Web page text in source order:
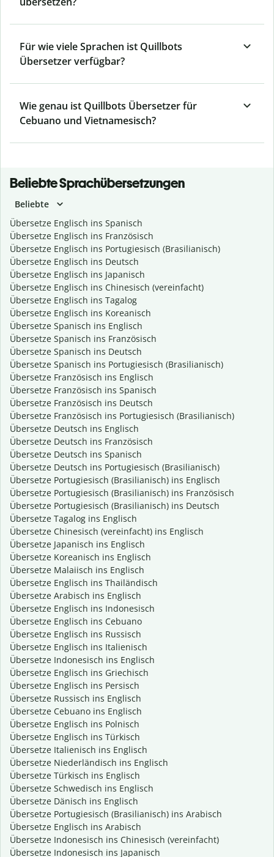
Für wie viele Sprachen ist Quillbots
Übersetzer verfügbar?
Wie genau ist Quillbots Übersetzer für
Cebuano und Vietnamesisch?
Beliebte Sprachübersetzungen
Beliebte
Übersetze Englisch ins Spanisch
Übersetze Englisch ins Französisch
Übersetze Englisch ins Portugiesisch (Brasilianisch)
Übersetze Englisch ins Deutsch
Übersetze Englisch ins Japanisch
Übersetze Englisch ins Chinesisch (vereinfacht)
Übersetze Englisch ins Tagalog
Übersetze Englisch ins Koreanisch
Übersetze Spanisch ins Englisch
Übersetze Spanisch ins Französisch
Übersetze Spanisch ins Deutsch
Übersetze Spanisch ins Portugiesisch (Brasilianisch)
Übersetze Französisch ins Englisch
Übersetze Französisch ins Spanisch
Übersetze Französisch ins Deutsch
Übersetze Französisch ins Portugiesisch (Brasilianisch)
Übersetze Deutsch ins Englisch
Übersetze Deutsch ins Französisch
Übersetze Deutsch ins Spanisch
Übersetze Deutsch ins Portugiesisch (Brasilianisch)
Übersetze Portugiesisch (Brasilianisch) ins Englisch
Übersetze Portugiesisch (Brasilianisch) ins Französisch
Übersetze Portugiesisch (Brasilianisch) ins Deutsch
Übersetze Tagalog ins Englisch
Übersetze Chinesisch (vereinfacht) ins Englisch
Übersetze Japanisch ins Englisch
Übersetze Koreanisch ins Englisch
Übersetze Malaiisch ins Englisch
Übersetze Englisch ins Thailändisch
Übersetze Arabisch ins Englisch
Übersetze Englisch ins Indonesisch
Übersetze Englisch ins Cebuano
Übersetze Englisch ins Russisch
Übersetze Englisch ins Italienisch
Übersetze Indonesisch ins Englisch
Übersetze Englisch ins Griechisch
Übersetze Englisch ins Persisch
Übersetze Russisch ins Englisch
Übersetze Cebuano ins Englisch
Übersetze Englisch ins Polnisch
Übersetze Englisch ins Türkisch
Übersetze Italienisch ins Englisch
Übersetze Niederländisch ins Englisch
Übersetze Türkisch ins Englisch
Übersetze Schwedisch ins Englisch
Übersetze Dänisch ins Englisch
Übersetze Portugiesisch (Brasilianisch) ins Arabisch
Übersetze Englisch ins Arabisch
Übersetze Indonesisch ins Chinesisch (vereinfacht)
Übersetze Indonesisch ins Japanisch